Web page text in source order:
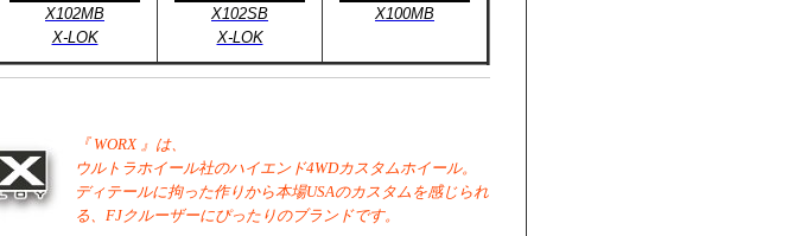
X102MB
X-LOK
X102SB
X-LOK
X100MB
『 WORX 』は、
ウルトラホイール社のハイエンド4WDカスタムホイール。
ディテールに拘った作りから本場USAのカスタムを感じられ
る、FJクルーザーにぴったりのブランドです。